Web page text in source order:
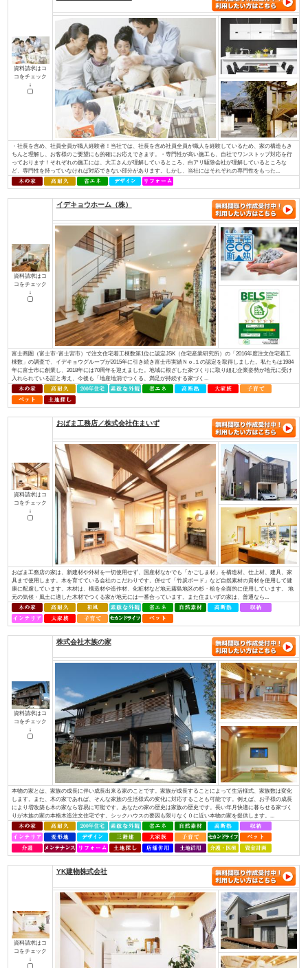
資料請求はコ
コをチェック
私たちが家づくりを通して、最もお客様のお役に立てることを考えた末に
モミの木の床材は、季節を問わず家全体の湿度を一定に調整し、素足で過
りを感じられます。空気をきれいにするだけでなく、モミの木の天然成分
コをチェック
株式会社 伊庭工務店
ほんとうに安心して暮らせる住まいとは何でしょうか？子供たちに豊かな
か？ 私たちは“家”という観点で考えました。 例えば、耐震性を考えたと
ある豊富な良い木材を 先進の技術で加工し、住む方の安全の為にその木材
る。 日...
資料請求はコ
コをチェック
↓
（株）アットホーム四国
・社長を含め、社員全員が職人経験者！当社では、社長を含め社員全員が
ちんと理解し、お客様のご要望にも的確にお応えできます。・専門性が高
っております！それぞれの施工には、大工さんが理解しているところ、白
ど、専門性を持っていなければ対応できない部分があります。しかし、当